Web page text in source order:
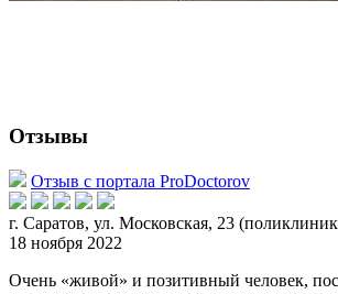
Отзывы
Отзыв с портала ProDoctorov
г. Саратов, ул. Московская, 23
18 ноября 2022
Очень «живой» и позитивный человек,